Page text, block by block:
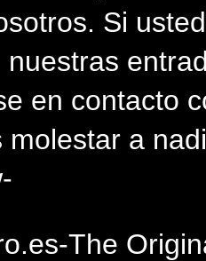
Si
en contacto
molestar a
The